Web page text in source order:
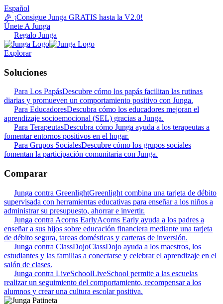
Español
🎉 ¡Consigue Junga GRATIS hasta la V2.0!
Únete A Junga
Regalo Junga
Explorar
Soluciones
Para Los PapásDescubre cómo los papás facilitan las rutinas
diarias y promueven un comportamiento positivo con Junga.
Para EducadoresDescubra cómo los educadores mejoran el
aprendizaje socioemocional (SEL) gracias a Junga.
Para TerapeutasDescubra cómo Junga ayuda a los terapeutas a
fomentar entornos positivos en el hogar.
Para Grupos SocialesDescubre cómo los grupos sociales
fomentan la participación comunitaria con Junga.
Comparar
Junga contra GreenlightGreenlight combina una tarjeta de débito
supervisada con herramientas educativas para enseñar a los niños a
administrar su presupuesto, ahorrar e invertir.
Junga contra Acorns EarlyAcorns Early ayuda a los padres a
enseñar a sus hijos sobre educación financiera mediante una tarjeta
de débito segura, tareas domésticas y carteras de inversión.
Junga contra ClassDojoClassDojo ayuda a los maestros, los
estudiantes y las familias a conectarse y celebrar el aprendizaje en el
salón de clases.
Junga contra LiveSchoolLiveSchool permite a las escuelas
realizar un seguimiento del comportamiento, recompensar a los
alumnos y crear una cultura escolar positiva.